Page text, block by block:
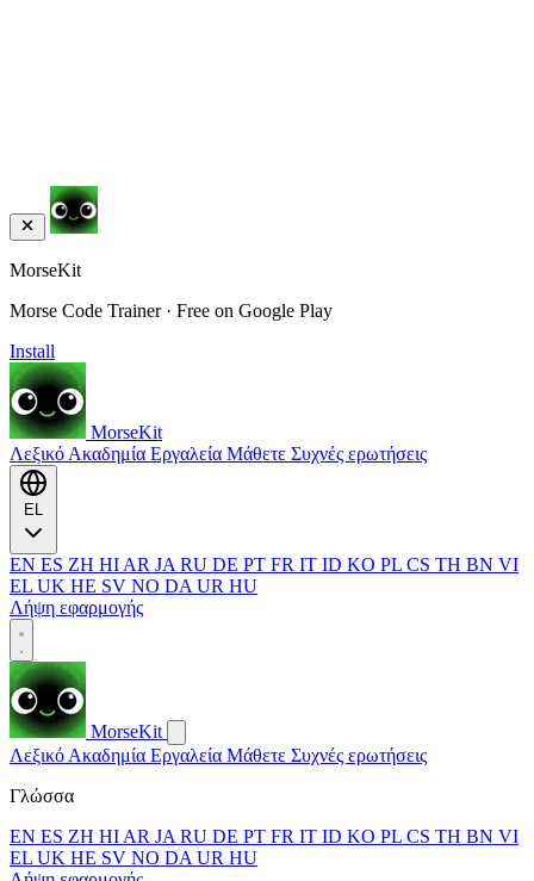
MorseKit
Morse Code Trainer · Free on Google Play
Install
MorseKit
Λεξικό Ακαδημία Εργαλεία Μάθετε Συχνές ερωτήσεις
EN ES ZH HI AR JA RU DE PT FR IT ID KO PL CS TH BN VI
EL UK HE SV NO DA UR HU
Λήψη εφαρμογής
MorseKit
Λεξικό Ακαδημία Εργαλεία Μάθετε Συχνές ερωτήσεις
Γλώσσα
EN ES ZH HI AR JA RU DE PT FR IT ID KO PL CS TH BN VI
EL UK HE SV NO DA UR HU